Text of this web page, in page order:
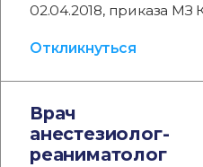
02.04.2018, приказа МЗ
Откликнуться
Врач
анестезиолог-
реаниматолог